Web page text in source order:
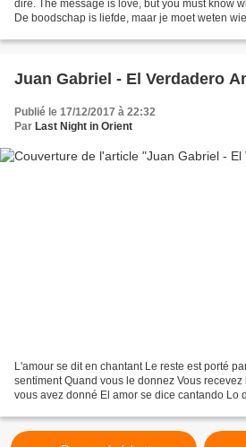
dire. The message is love, but you must know
De boodschap is liefde, maar je moet weten
Juan Gabriel - El Verdadero
Publié le 17/12/2017 à 22:32
Par Last Night in Orient
L'amour se dit en chantant Le reste est porté
sentiment Quand vous le donnez Vous
vous avez donné El amor se dice cantando Lo